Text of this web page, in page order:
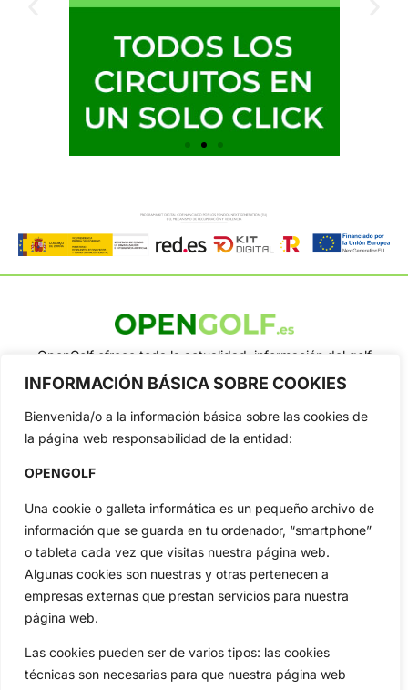
INFORMACIÓN BÁSICA SOBRE COOKIES
Bienvenida/o a la información básica sobre las cookies de
la página web responsabilidad de la entidad:
OPENGOLF
Una cookie o galleta informática es un pequeño archivo de
información que se guarda en tu ordenador, “smartphone”
o tableta cada vez que visitas nuestra página web.
Algunas cookies son nuestras y otras pertenecen a
empresas externas que prestan servicios para nuestra
página web.
Las cookies pueden ser de varios tipos: las cookies
técnicas son necesarias para que nuestra página web
OpenGolf ofrece toda la actualidad, información del golf
profesional y amateur, resultados en directo, vídeos, noticias,
Jon Rahm, LIV Golf, PGA Tour, Ryder Cup, DP World Tour, LPGA
Categorias
Actualidad
Amateurs
Circuitos
Especiales
Reglas
Vídeos
De Interés
Compañía
Aviso Legal
Política de Cookies